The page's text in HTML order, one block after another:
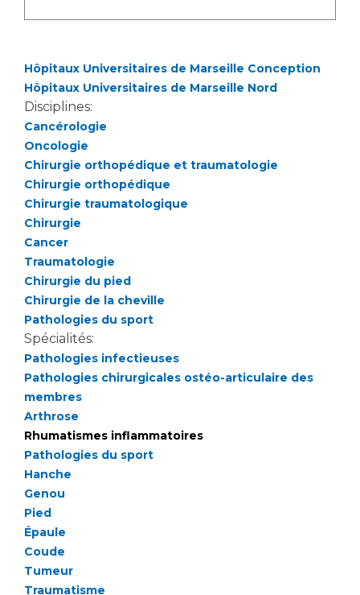
Accueil sourds et malentendants
Charte Romain Jacob
Mouvement Parcours Handicap 13
Activité physique
Cancer
Médecine nucléaire
Maladies rares
Maternité Hôpital Nord
Vos représentants
La Commission Des Usagers (CDU)
Les Comités Locaux des Usagers
Professionnels de santé
Adresser un patient
Réseaux de soins
Adresser un examen au Laboratoire de Biologie
Médicale
Radiologie / Imagerie
Cancérologie
Les pôles d'activité médicale
Anatomie et Cytologie Pathologiques
Adresser un examen au Laboratoire d'Infectiologie
Centres de référence Maladies Rares
Plateforme d'Expertise Maladies Rares
Presse / Multimédia
Communiqués de presse
Dossiers de presse
Médiathèque
Fournisseurs
Rôles et missions
Hôpitaux Universitaires de Marseille Conception
Hôpitaux Universitaires de Marseille Nord
Disciplines:
Cancérologie
Oncologie
Chirurgie orthopédique et traumatologie
Chirurgie orthopédique
Chirurgie traumatologique
Chirurgie
Cancer
Traumatologie
Chirurgie du pied
Chirurgie de la cheville
Pathologies du sport
Spécialités:
Pathologies infectieuses
Pathologies chirurgicales ostéo-articulaire des
membres
Arthrose
Rhumatismes inflammatoires
Pathologies du sport
Hanche
Genou
Pied
Épaule
Coude
Tumeur
Traumatisme